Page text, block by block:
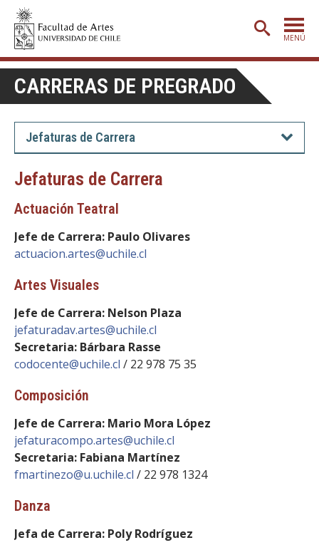
MENÚ
PORTADA
ADMISIÓN
CARRERAS
POSTGRADO
CREACIÓN E INVESTIGACIÓN
FACULTAD
Estudiantes
Académicas/os
CARRERAS DE PREGRADO
Jefaturas de Carrera
Jefaturas de Carrera
Actuación Teatral
Jefe de Carrera: Paulo Olivares
actuacion.artes@uchile.cl
Artes Visuales
Jefe de Carrera: Nelson Plaza
jefaturadav.artes@uchile.cl
Secretaria: Bárbara Rasse
codocente@uchile.cl / 22 978 75 35
Composición
Jefe de Carrera: Mario Mora López
jefaturacompo.artes@uchile.cl
Secretaria: Fabiana Martínez
fmartinezo@u.uchile.cl / 22 978 1324
Danza
Jefa de Carrera: Poly Rodríguez